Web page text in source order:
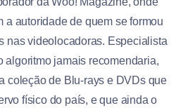
a autoridade de quem se formou
nas videolocadoras. Especialista
algoritmo jamais recomendaria,
coleção de Blu-rays e DVDs que
físico do país, e que ainda o